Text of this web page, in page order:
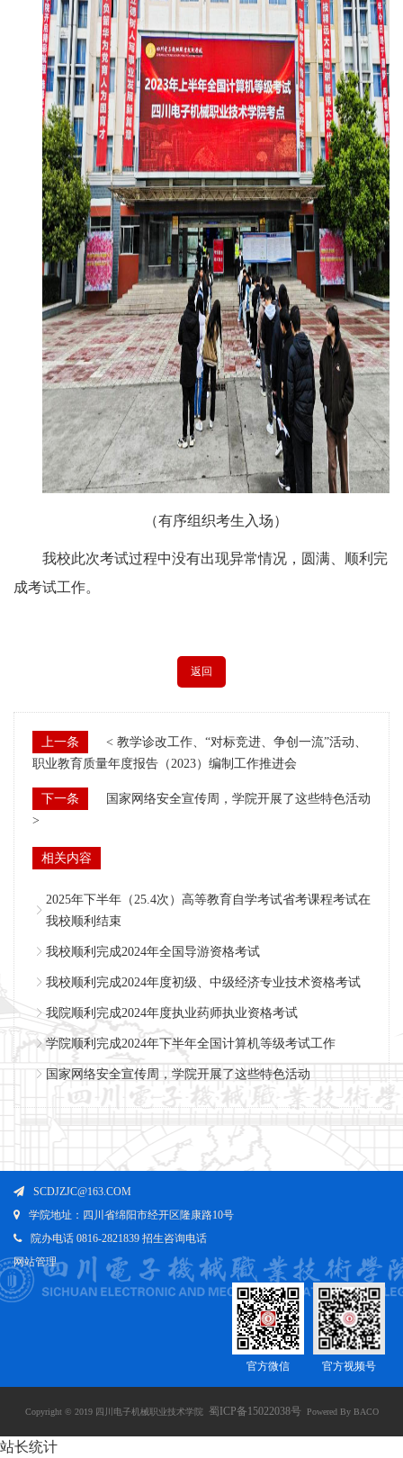
（有序组织考生入场）
我校此次考试过程中没有出现异常情况，圆满、顺利完
成考试工作。
返回
上一条
< 教学诊改工作、“对标竞进、争创一流”活动、
职业教育质量年度报告（2023）编制工作推进会
下一条
国家网络安全宣传周，学院开展了这些特色活动
>
相关内容
2025年下半年（25.4次）高等教育自学考试省考课程考试在
我校顺利结束
我校顺利完成2024年全国导游资格考试
我校顺利完成2024年度初级、中级经济专业技术资格考试
我院顺利完成2024年度执业药师执业资格考试
学院顺利完成2024年下半年全国计算机等级考试工作
国家网络安全宣传周，学院开展了这些特色活动
SCDJZJC@163.COM
学院地址：四川省绵阳市经开区隆康路10号
院办电话 0816-2821839 招生咨询电话
网站管理
官方视频号
官方微信
Copyright © 2019 四川电子机械职业技术学院 蜀ICP备15022038号Powered By BACO
站长统计